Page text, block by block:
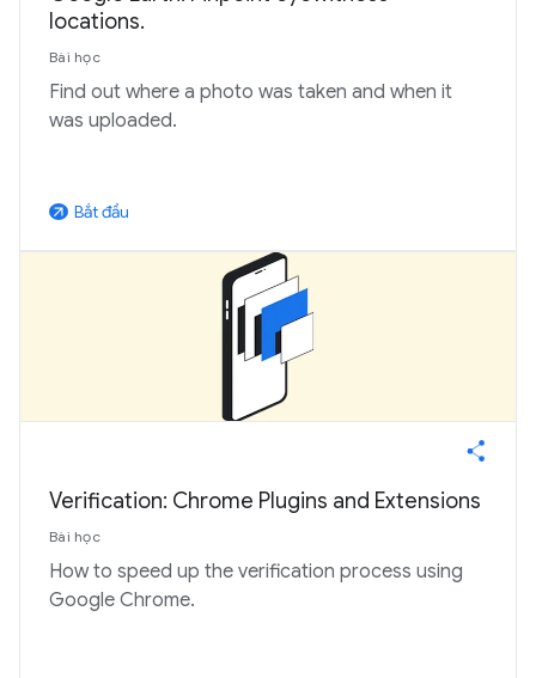
locations.
Bài học
Find out where a photo was taken and when it
was uploaded.
arrow_outward Bắt đầu
Verification: Chrome Plugins and Extensions
Bài học
How to speed up the verification process using
Google Chrome.